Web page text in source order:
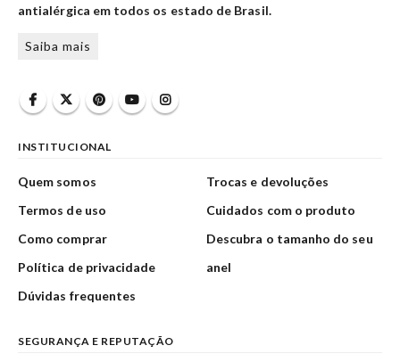
antialérgica em todos os estado de Brasil.
Saiba mais
INSTITUCIONAL
Quem somos
Termos de uso
Como comprar
Política de privacidade
Dúvidas frequentes
Trocas e devoluções
Cuidados com o produto
Descubra o tamanho do seu
anel
SEGURANÇA E REPUTAÇÃO